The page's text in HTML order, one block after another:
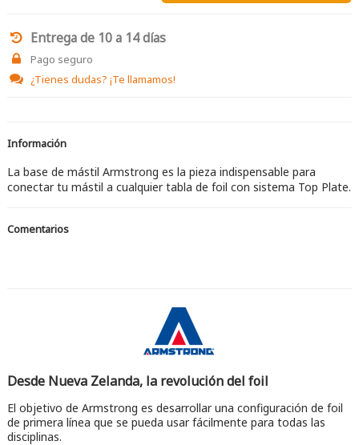
Entrega de 10 a 14 días
Pago seguro
¿Tienes dudas? ¡Te llamamos!
Información
La base de mástil Armstrong es la pieza indispensable para
conectar tu mástil a cualquier tabla de foil con sistema Top Plate.
Comentarios
Desde Nueva Zelanda, la revolución del foil
El objetivo de Armstrong es desarrollar una configuración de foil
de primera línea que se pueda usar fácilmente para todas las
disciplinas.